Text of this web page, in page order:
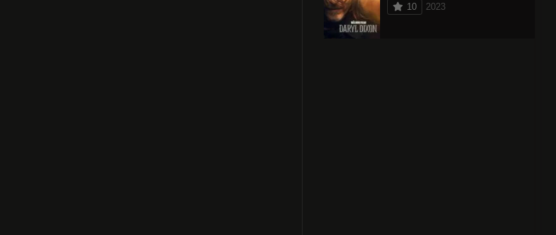
10
2023